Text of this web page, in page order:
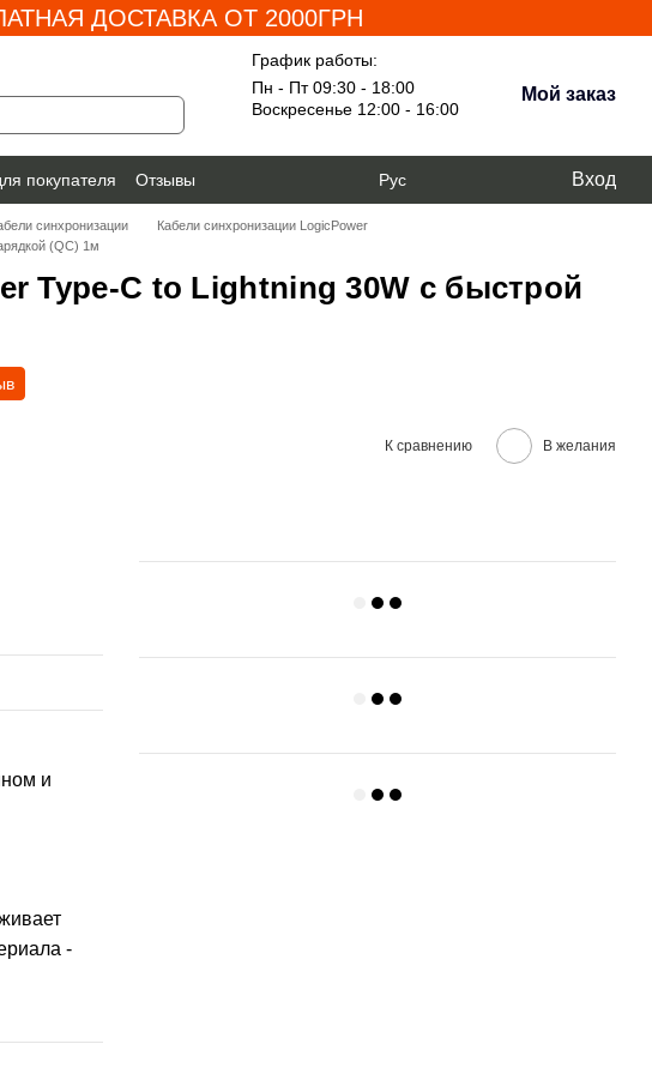
ДОСТАВКА ОТ 2000ГРН
График работы:
Пн - Пт 09:30 - 18:00
Воскресенье 12:00 - 16:00
Мой заказ
покупателя
Отзывы
Рус Вход
синхронизации
Кабели синхронизации LogicPower
(QC) 1м
Type-C to Lightning 30W с быстрой
К сравнению В желания
и
-